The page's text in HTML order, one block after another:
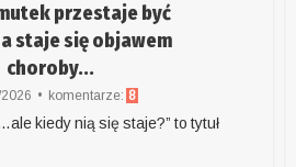
przestaje być
staje się objawem
choroby...
komentarze: 8
kiedy nią się staje?” to tytuł